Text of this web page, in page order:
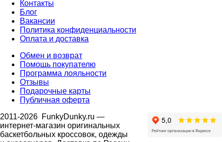
Контакты
Блог
Вакансии
Политика конфиденциальности
Оплата и доставка
Обмен и возврат
Помощь покупателю
Программа лояльности
Отзывы
Подарочные карты
Публичная оферта
2011-2026 FunkyDunky.ru —
интернет-магазин оригинальных
баскетбольных кроссовок, одежды